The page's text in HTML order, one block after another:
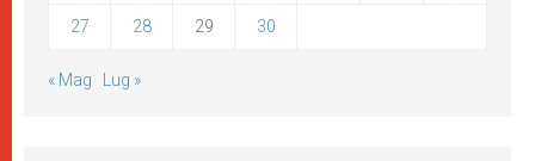
27 28 29 30
« Mag Lug »